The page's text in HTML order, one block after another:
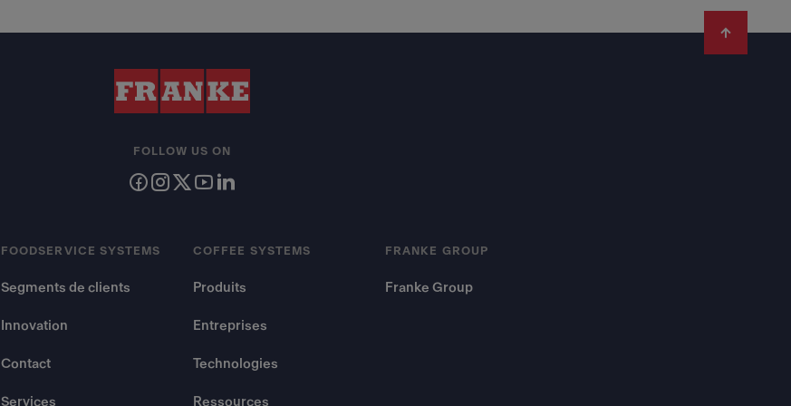
FOODSERVICE SYSTEMS
Segments de clients
Innovation
Contact
Services
COFFEE SYSTEMS
Produits
Entreprises
Technologies
Ressources
FRANKE GROUP
Franke Group
FOLLOW US ON